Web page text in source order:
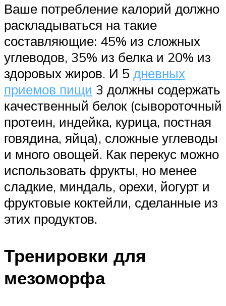
Ваше потребление калорий должно
раскладываться на такие
составляющие: 45% из сложных
углеводов, 35% из белка и 20% из
здоровых жиров. И 5 дневных
приемов пищи 3 должны содержать
качественный белок (сывороточный
протеин, индейка, курица, постная
говядина, яйца), сложные углеводы
и много овощей. Как перекус можно
использовать фрукты, но менее
сладкие, миндаль, орехи, йогурт и
фруктовые коктейли, сделанные из
этих продуктов.
Тренировки для
мезоморфа